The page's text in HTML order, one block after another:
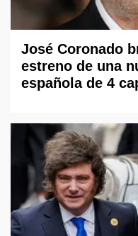
José Coronado
estreno de una
española de 4